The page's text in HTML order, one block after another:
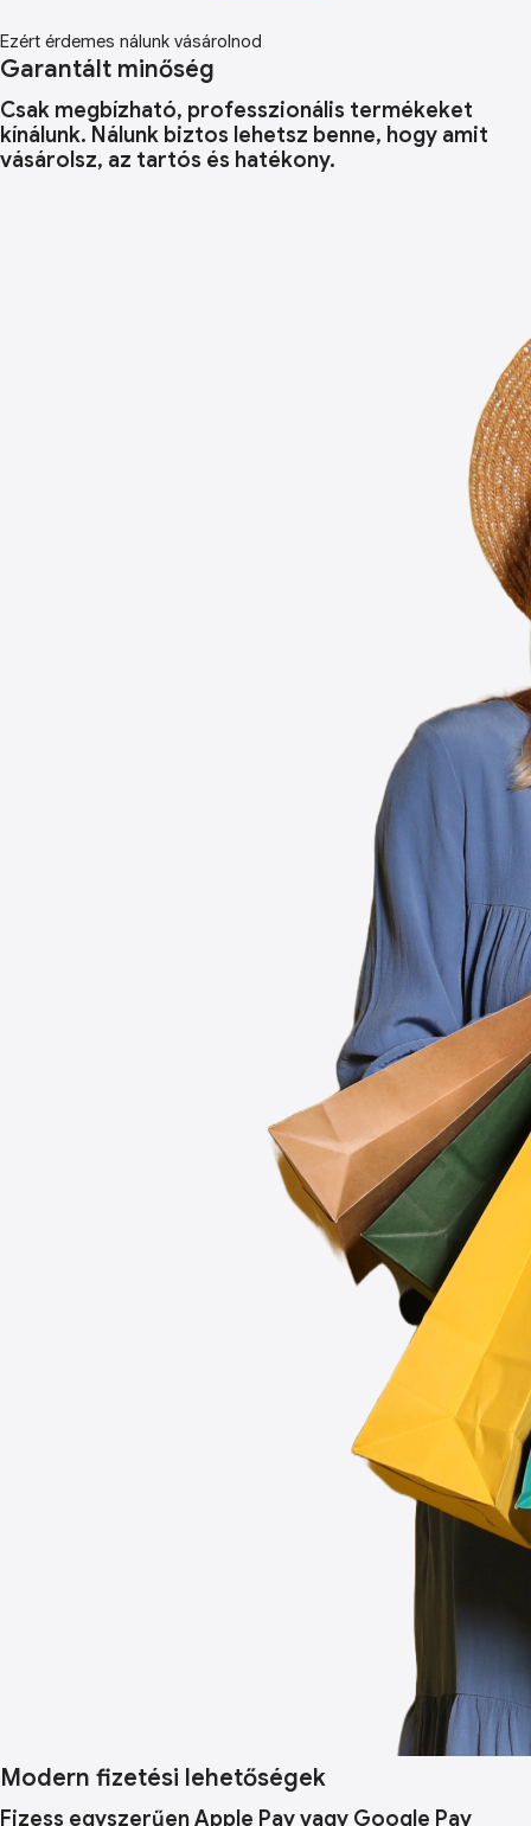
Ezért érdemes nálunk vásárolnod
Garantált minőség
Csak megbízható, professzionális termékeket
kínálunk. Nálunk biztos lehetsz benne, hogy amit
vásárolsz, az tartós és hatékony.
Modern fizetési lehetőségek
Fizess egyszerűen Apple Pay vagy Google Pay